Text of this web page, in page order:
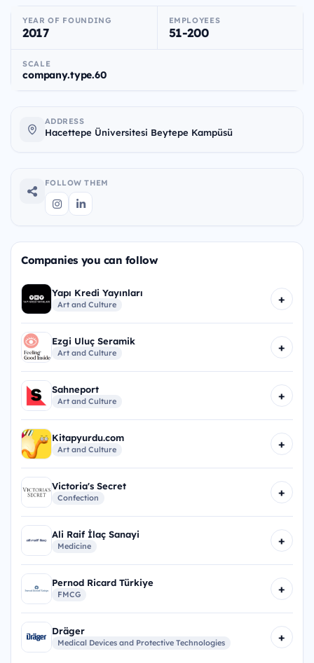
YEAR OF FOUNDING
2017
EMPLOYEES
51-200
SCALE
company.type.60
ADDRESS
Hacettepe Üniversitesi Beytepe Kampüsü
FOLLOW THEM
Companies you can follow
Yapı Kredi Yayınları
Art and Culture +
Ezgi Uluç Seramik
Art and Culture +
Sahneport
Art and Culture +
Kitapyurdu.com
Art and Culture +
Victoria's Secret
Confection +
Ali Raif İlaç Sanayi
Medicine +
Pernod Ricard Türkiye
FMCG +
Dräger
Medical Devices and Protective Technologies +